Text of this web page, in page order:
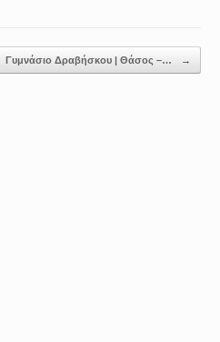
Γυμνάσιο Δραβήσκου | Θάσος –… →